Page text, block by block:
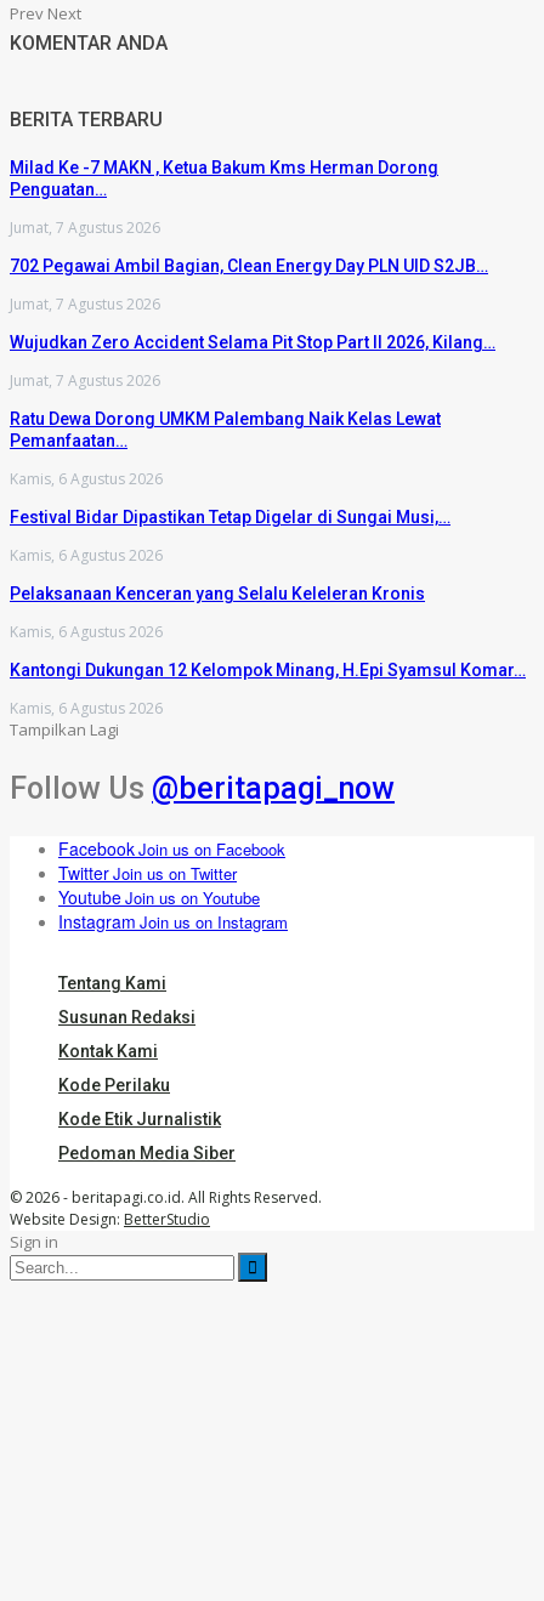
Prev Next
KOMENTAR ANDA
BERITA TERBARU
Milad Ke -7 MAKN , Ketua Bakum Kms Herman Dorong
Penguatan…
Jumat, 7 Agustus 2026
702 Pegawai Ambil Bagian, Clean Energy Day PLN UID S2JB…
Jumat, 7 Agustus 2026
Wujudkan Zero Accident Selama Pit Stop Part II 2026, Kilang…
Jumat, 7 Agustus 2026
Ratu Dewa Dorong UMKM Palembang Naik Kelas Lewat
Pemanfaatan…
Kamis, 6 Agustus 2026
Festival Bidar Dipastikan Tetap Digelar di Sungai Musi,…
Kamis, 6 Agustus 2026
Pelaksanaan Kenceran yang Selalu Keleleran Kronis
Kamis, 6 Agustus 2026
Kantongi Dukungan 12 Kelompok Minang, H.Epi Syamsul Komar…
Kamis, 6 Agustus 2026
Tampilkan Lagi
Follow Us @beritapagi_now
FacebookJoin us on Facebook
TwitterJoin us on Twitter
YoutubeJoin us on Youtube
Instagram Join us on Instagram
Tentang Kami
Susunan Redaksi
Kontak Kami
Kode Perilaku
Kode Etik Jurnalistik
Pedoman Media Siber
© 2026 - beritapagi.co.id. All Rights Reserved.
Website Design: BetterStudio
Sign in